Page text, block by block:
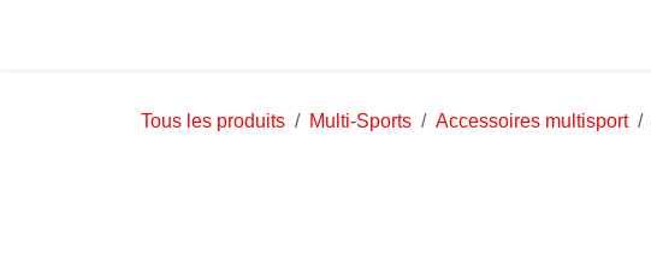
Tous les produits Multi-Sports Accessoires multisport